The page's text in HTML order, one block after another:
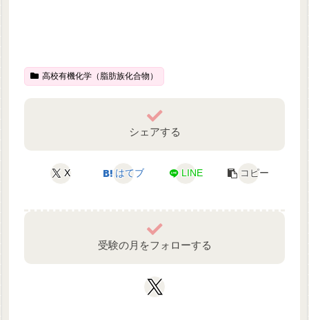
高校有機化学（脂肪族化合物）
シェアする
X はてブ LINE コピー
受験の月をフォローする